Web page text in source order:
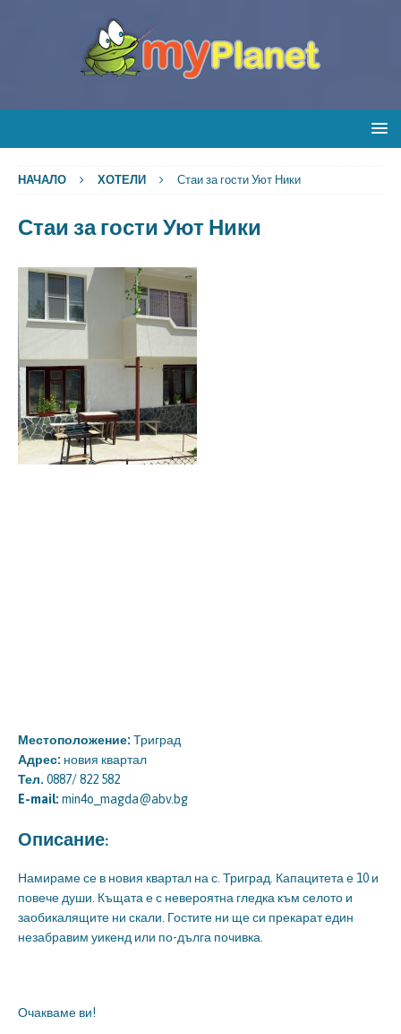
НАЧАЛО ХОТЕЛИ Стаи за гости Уют Ники
Стаи за гости Уют Ники
Местоположение: Триград
Адрес: новия квартал
Тел. 0887/ 822 582
E-mail: min4o_magda@abv.bg
Описание:
Намираме се в новия квартал на с. Триград. Капацитета е 10 и
повече души. Къщата е с невероятна гледка към селото и
заобикалящите ни скали. Гостите ни ще си прекарат един
незабравим уикенд или по-дълга почивка.
Очакваме ви!